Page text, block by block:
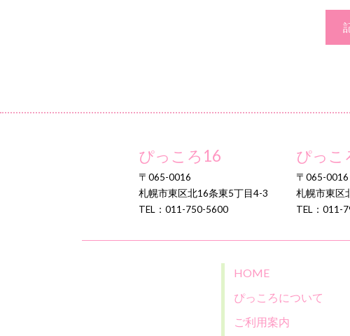
ぴっころ16
〒065-0016
札幌市東区北16条東5丁目4-3
TEL：011-750-5600
ぴっこ
〒065-0016
札幌市東
TEL：011-
HOME
ぴっころについて
ご利用案内